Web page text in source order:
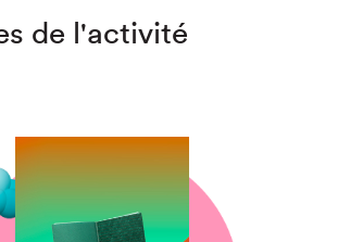
de l'activité